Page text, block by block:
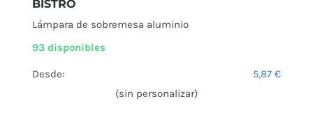
BISTRO
Lámpara de sobremesa aluminio
93 disponibles
Desde: 5,87 €
(sin personalizar)